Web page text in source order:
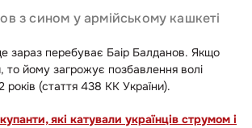
з сином у армійському кашкеті
зараз перебуває Баір Балданов. Якщо
йому загрожує позбавлення волі
років (стаття 438 КК України).
які катували українців струмом і